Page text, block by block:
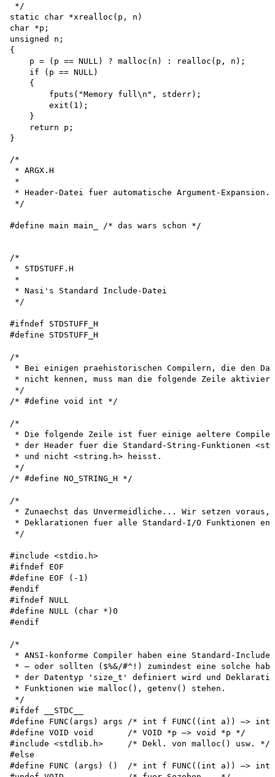
/*
* ARGX.H
*
* Header-Datei fuer automatische Argument-Expansion.
*/
/*
* STDSTUFF.H
*
* Nasi's Standard Include-Datei
*/
#ifndef STDSTUFF_H
#define STDSTUFF_H
/*
* Bei einigen praehistorischen Compilern, die den
* nicht kennen, muss man die folgende Zeile
*/
/* #define void int */
/*
* Die folgende Zeile ist fuer einige aeltere
* der Header fuer die Standard-String-Funktionen
* und nicht <string.h> heisst.
*/
/* #define NO_STRING_H */
/*
* Zunaechst das Unvermeidliche... Wir setzen voraus,
* Deklarationen fuer alle Standard-I/O Funktionen
*/
#include <stdio.h>
#ifndef EOF
#define EOF (-1)
#endif
#ifndef NULL
#define NULL (char *)0
#endif
/*
* ANSI-konforme Compiler haben eine Standard-
* — oder sollten ($%&/#^!) zumindest eine solche
* der Datentyp 'size_t' definiert wird und
* Funktionen wie malloc(), getenv() stehen.
*/
#ifdef __STDC__
#define FUNC(args) args /* int f FUNC((int a)) —>
#define VOID void       /* VOID *p —> void *p */
#include <stdlib.h>     /* Dekl. von malloc() usw. */
#else
#define FUNC (args) ()  /* int f FUNC((int a)) —>